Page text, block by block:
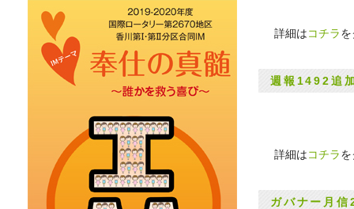
詳細はコチラ
週報1492追
詳細はコチラ
ガバナー月